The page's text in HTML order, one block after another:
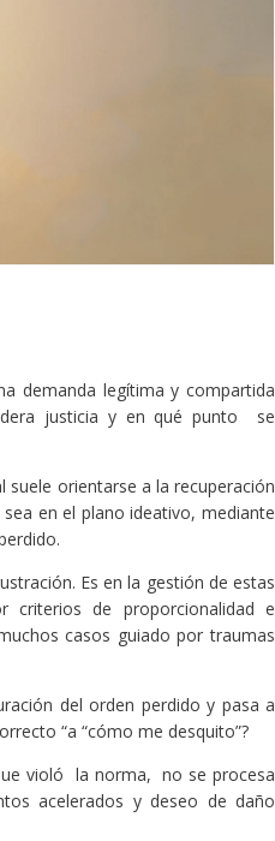
demanda legítima y compartida
justicia y en qué punto se
orientarse a la recuperación
en el plano ideativo, mediante
Es en la gestión de estas
criterios de proporcionalidad e
casos guiado por traumas
del orden perdido y pasa a
“a “cómo me desquito”?
violó la norma, no se procesa
acelerados y deseo de daño